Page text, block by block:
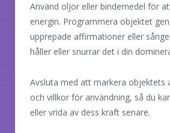
Använd oljor eller bindemedel för
energin. Programmera objektet
upprepade affirmationer eller
håller eller snurrar det i din
Avsluta med att markera objektets
och villkor för användning, så du
eller vrida av dess kraft senare.